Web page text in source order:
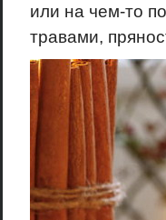
или на чем-то
травами,